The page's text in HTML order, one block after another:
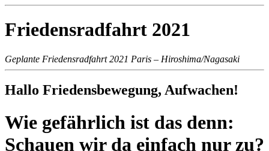
Friedensradfahrt 2021
Geplante Friedensradfahrt 2021 Paris – Hiroshima/Nagasaki
Hallo Friedensbewegung, Aufwachen!
Wie gefährlich ist das denn:
Schauen wir da einfach nur zu?